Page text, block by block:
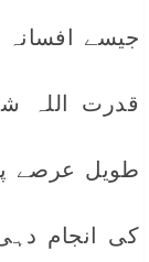
جیسے افسانہ
قدرت اللہ
طویل عرصے
کی انجام